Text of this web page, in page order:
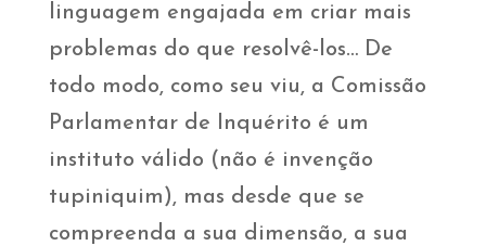
linguagem engajada em criar mais
problemas do que resolvê-los… De
todo modo, como seu viu, a Comissão
Parlamentar de Inquérito é um
instituto válido (não é invenção
tupiniquim), mas desde que se
compreenda a sua dimensão, a sua